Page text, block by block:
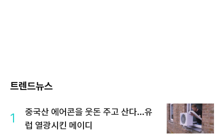
트렌드뉴스
1
중국산 에어콘을 웃돈 주고 산다...유
럽 열광시킨 메이디